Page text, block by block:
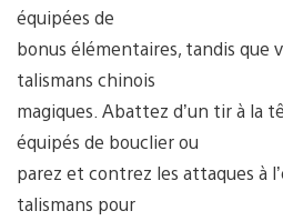
équipées de
bonus élémentaires, tandis que
talismans chinois
magiques. Abattez d’un tir à la
équipés de bouclier ou
parez et contrez les attaques à
talismans pour